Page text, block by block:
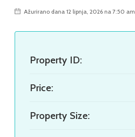
Ažurirano dana 12 lipnja, 2026 na 7:50 am
Property ID:
Price:
Property Size: